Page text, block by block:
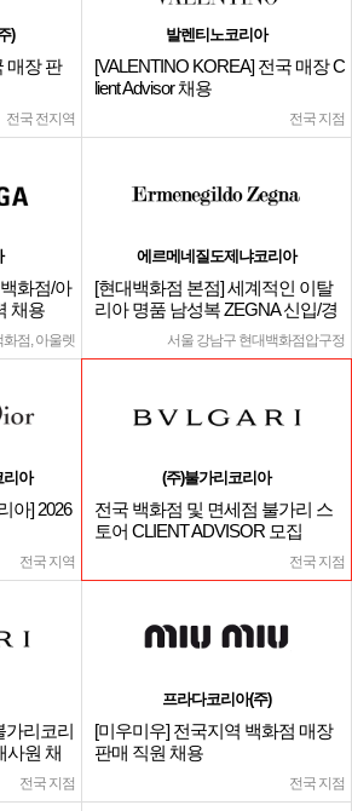
)
매장 판
전국 전지역
발렌티노코리아
[VALENTINO KOREA] 전국 매장 C
lient Advisor 채용
전국 지점
화점/아
채용
화점, 아울렛
에르메네질도제냐코리아
[현대백화점 본점] 세계적인 이탈
리아 명품 남성복 ZEGNA 신입/경
서울 강남구 현대백화점압구정
리아
아] 2026
전국 지역
(주)불가리코리아
전국 백화점 및 면세점 불가리 스
토어 CLIENT ADVISOR 모집
전국 지점
가리코리
사원 채
전국 지점
프라다코리아(주)
[미우미우] 전국지역 백화점 매장
판매 직원 채용
전국 지점